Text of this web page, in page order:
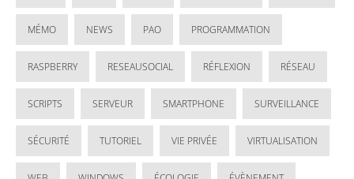
MÉMO NEWS PAO PROGRAMMATION
RASPBERRY RESEAUSOCIAL RÉFLEXION RÉSEAU
SCRIPTS SERVEUR SMARTPHONE SURVEILLANCE
SÉCURITÉ TUTORIEL VIE PRIVÉE VIRTUALISATION